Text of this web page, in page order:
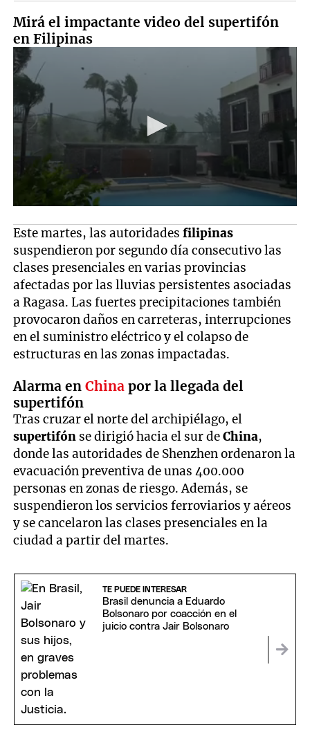
Mirá el impactante video del supertifón
en Filipinas
Este martes, las autoridadesfilipinas
suspendieron por segundo día consecutivo las
clases presenciales en varias provincias
afectadas por las lluvias persistentes asociadas
a Ragasa. Las fuertes precipitaciones también
provocaron daños en carreteras, interrupciones
en el suministro eléctrico y el colapso de
estructuras en las zonas impactadas.
Alarma enChina por la llegada del
supertifón
Tras cruzar el norte del archipiélago, el
supertifón se dirigió hacia el sur deChina,
donde las autoridades de Shenzhen ordenaron la
evacuación preventiva de unas 400.000
personas en zonas de riesgo. Además, se
suspendieron los servicios ferroviarios y aéreos
y se cancelaron las clases presenciales en la
ciudad a partir del martes.
TE PUEDE INTERESAR
Brasil denuncia a Eduardo
Bolsonaro por coacción en el
juicio contra Jair Bolsonaro